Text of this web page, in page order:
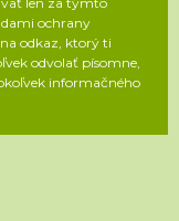
ochrany
odkaz, ktorý ti
odvolať písomne,
informačného